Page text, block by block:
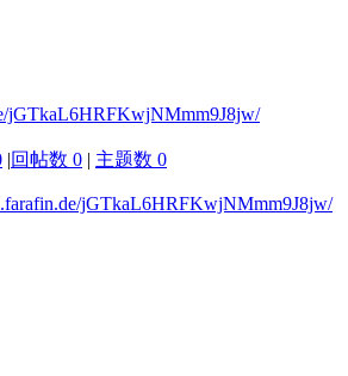
jGTkaL6HRFKwjNMmm9J8jw/
|回帖数 0 | 主题数 0
jGTkaL6HRFKwjNMmm9J8jw/